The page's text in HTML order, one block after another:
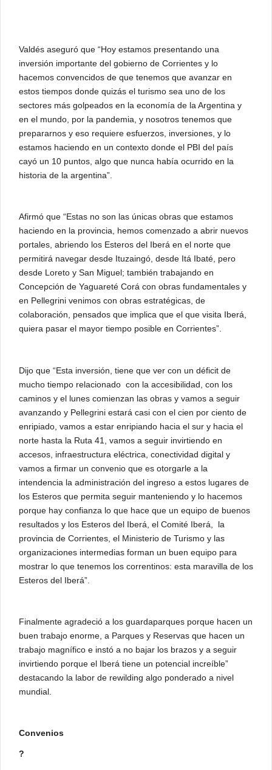
Valdés aseguró que “Hoy estamos presentando una
inversión importante del gobierno de Corrientes y lo
hacemos convencidos de que tenemos que avanzar en
estos tiempos donde quizás el turismo sea uno de los
sectores más golpeados en la economía de la Argentina y
en el mundo, por la pandemia, y nosotros tenemos que
prepararnos y eso requiere esfuerzos, inversiones, y lo
estamos haciendo en un contexto donde el PBI del país
cayó un 10 puntos, algo que nunca había ocurrido en la
historia de la argentina”.
Afirmó que “Estas no son las únicas obras que estamos
haciendo en la provincia, hemos comenzado a abrir nuevos
portales, abriendo los Esteros del Iberá en el norte que
permitirá navegar desde Ituzaingó, desde Itá Ibaté, pero
desde Loreto y San Miguel; también trabajando en
Concepción de Yaguareté Corá con obras fundamentales y
en Pellegrini venimos con obras estratégicas, de
colaboración, pensados que implica que el que visita Iberá,
quiera pasar el mayor tiempo posible en Corrientes”.
Dijo que “Esta inversión, tiene que ver con un déficit de
mucho tiempo relacionado con la accesibilidad, con los
caminos y el lunes comienzan las obras y vamos a seguir
avanzando y Pellegrini estará casi con el cien por ciento de
enripiado, vamos a estar enripiando hacia el sur y hacia el
norte hasta la Ruta 41, vamos a seguir invirtiendo en
accesos, infraestructura eléctrica, conectividad digital y
vamos a firmar un convenio que es otorgarle a la
intendencia la administración del ingreso a estos lugares de
los Esteros que permita seguir manteniendo y lo hacemos
porque hay confianza lo que hace que un equipo de buenos
resultados y los Esteros del Iberá, el Comité Iberá, la
provincia de Corrientes, el Ministerio de Turismo y las
organizaciones intermedias forman un buen equipo para
mostrar lo que tenemos los correntinos: esta maravilla de los
Esteros del Iberá”.
Finalmente agradeció a los guardaparques porque hacen un
buen trabajo enorme, a Parques y Reservas que hacen un
trabajo magnífico e instó a no bajar los brazos y a seguir
invirtiendo porque el Iberá tiene un potencial increíble”
destacando la labor de rewilding algo ponderado a nivel
mundial.
Convenios
?